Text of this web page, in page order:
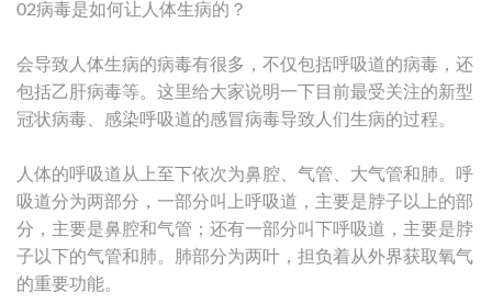
02病毒是如何让人体生病的？
会导致人体生病的病毒有很多，不仅包括呼吸道的病毒，还
包括乙肝病毒等。这里给大家说明一下目前最受关注的新型
冠状病毒、感染呼吸道的感冒病毒导致人们生病的过程。
人体的呼吸道从上至下依次为鼻腔、气管、大气管和肺。呼
吸道分为两部分，一部分叫上呼吸道，主要是脖子以上的部
分，主要是鼻腔和气管；还有一部分叫下呼吸道，主要是脖
子以下的气管和肺。肺部分为两叶，担负着从外界获取氧气
的重要功能。